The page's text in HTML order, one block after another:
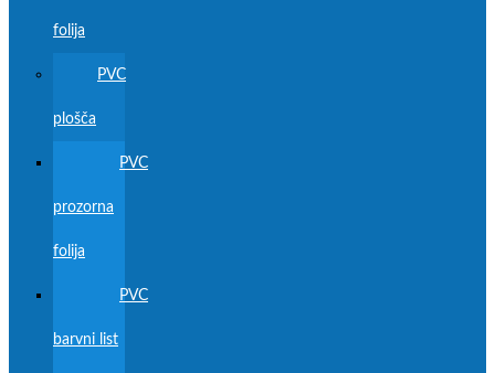
folija
PVC
plošča
PVC
prozorna
folija
PVC
barvni list